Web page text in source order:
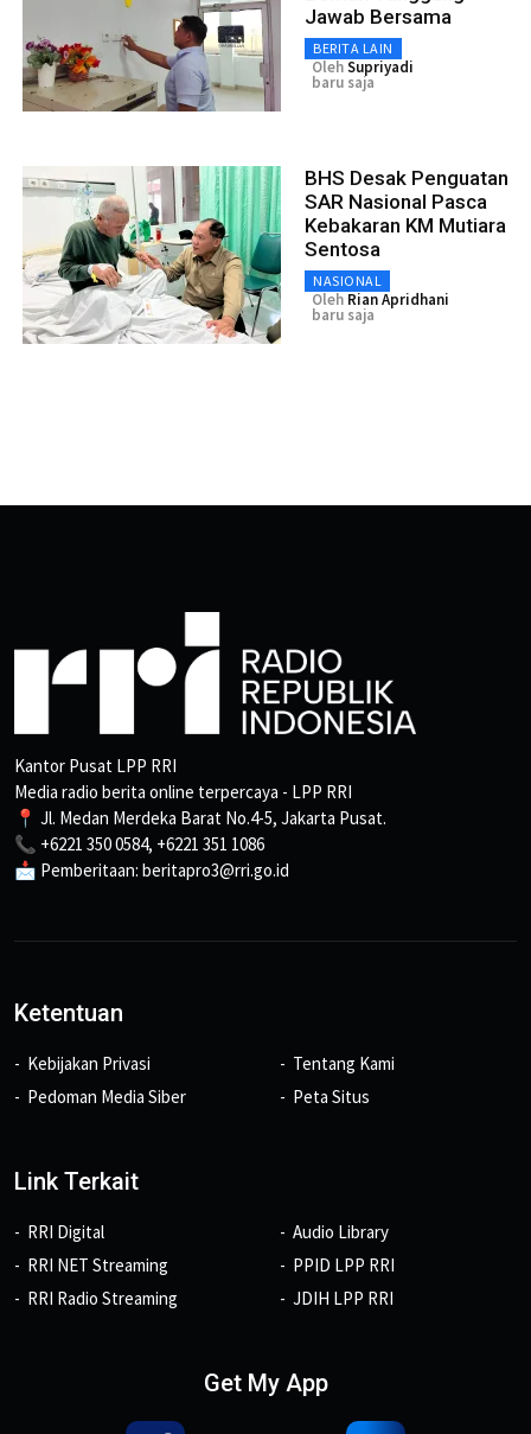
Jawab Bersama
BERITA LAIN
OlehSupriyadi
baru saja
BHS Desak Penguatan
SAR Nasional Pasca
Kebakaran KM Mutiara
Sentosa
NASIONAL
Oleh Rian Apridhani
baru saja
Kantor Pusat LPP RRI
Media radio berita online terpercaya - LPP RRI
📍 Jl. Medan Merdeka Barat No.4-5, Jakarta Pusat.
📞 +6221 350 0584, +6221 351 1086
📩 Pemberitaan: beritapro3@rri.go.id
Ketentuan
Kebijakan Privasi
Pedoman Media Siber
Tentang Kami
Peta Situs
Link Terkait
RRI Digital
RRI NET Streaming
RRI Radio Streaming
Audio Library
PPID LPP RRI
JDIH LPP RRI
Get My App